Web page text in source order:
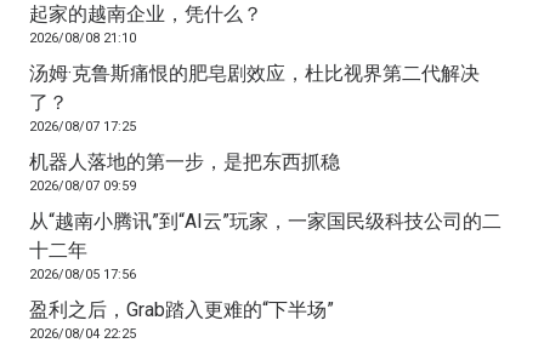
起家的越南企业，凭什么？
2026/08/08 21:10
汤姆·克鲁斯痛恨的肥皂剧效应，杜比视界第二代解决
了？
2026/08/07 17:25
机器人落地的第一步，是把东西抓稳
2026/08/07 09:59
从“越南小腾讯”到“AI云”玩家，一家国民级科技公司的二
十二年
2026/08/05 17:56
盈利之后，Grab踏入更难的“下半场”
2026/08/04 22:25